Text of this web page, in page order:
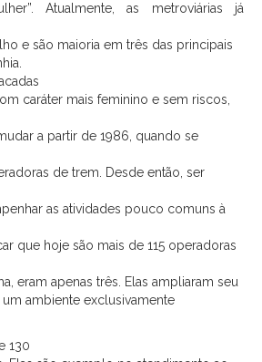
Atualmente, as metroviárias já
e são maioria em três das principais
caráter mais feminino e sem riscos,
a partir de 1986, quando se
de trem. Desde então, ser
as atividades pouco comuns à
que hoje são mais de 115 operadoras
eram apenas três. Elas ampliaram seu
ambiente exclusivamente
130